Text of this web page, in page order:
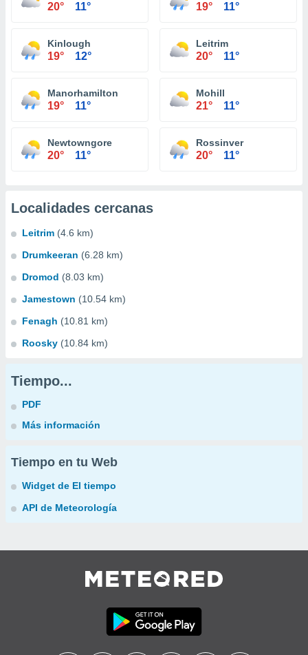
20° 11° 19° 11°
Kinlough
19° 12°
Leitrim
20° 11°
Manorhamilton
19° 11°
Mohill
21° 11°
Newtowngore
20° 11°
Rossinver
20° 11°
Localidades cercanas
Leitrim (4.6 km)
Drumkeeran (6.28 km)
Dromod (8.03 km)
Jamestown (10.54 km)
Fenagh (10.81 km)
Roosky (10.84 km)
Tiempo...
PDF
Más información
Tiempo en tu Web
Widget de El tiempo
API de Meteorología